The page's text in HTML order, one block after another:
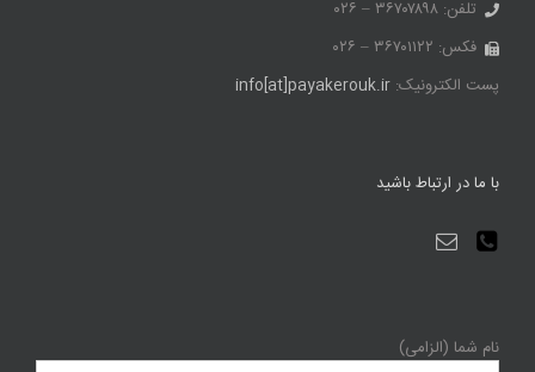
تلفن: ۳۶۷۰۷۸۹۸ – ۰۲۶
فکس: ۳۶۷۰۱۱۲۲ – ۰۲۶
پست الکترونیک: info[at]payakerouk.ir
با ما در ارتباط باشید
نام شما (الزامی)